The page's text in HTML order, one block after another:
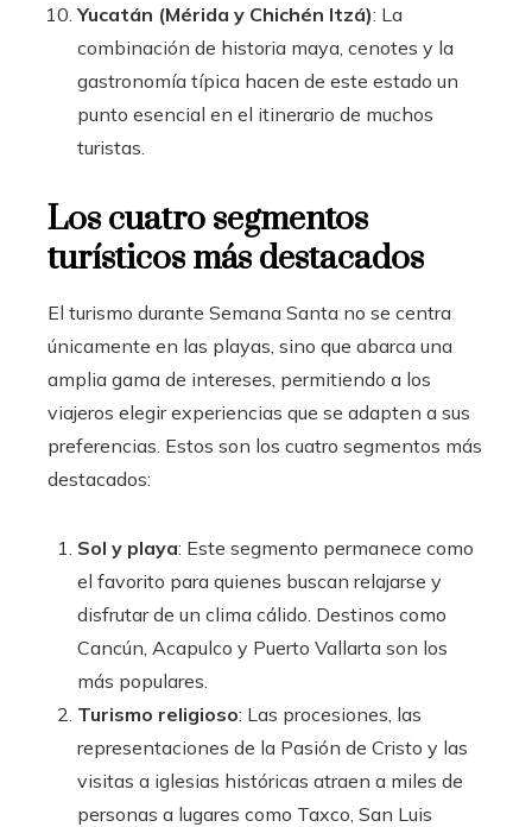
Yucatán (Mérida y Chichén Itzá): La
combinación de historia maya, cenotes y la
gastronomía típica hacen de este estado un
punto esencial en el itinerario de muchos
turistas.
Los cuatro segmentos
turísticos más destacados
El turismo durante Semana Santa no se centra
únicamente en las playas, sino que abarca una
amplia gama de intereses, permitiendo a los
viajeros elegir experiencias que se adapten a sus
preferencias. Estos son los cuatro segmentos más
destacados:
Sol y playa: Este segmento permanece como
el favorito para quienes buscan relajarse y
disfrutar de un clima cálido. Destinos como
Cancún, Acapulco y Puerto Vallarta son los
más populares.
Turismo religioso: Las procesiones, las
representaciones de la Pasión de Cristo y las
visitas a iglesias históricas atraen a miles de
personas a lugares como Taxco, San Luis